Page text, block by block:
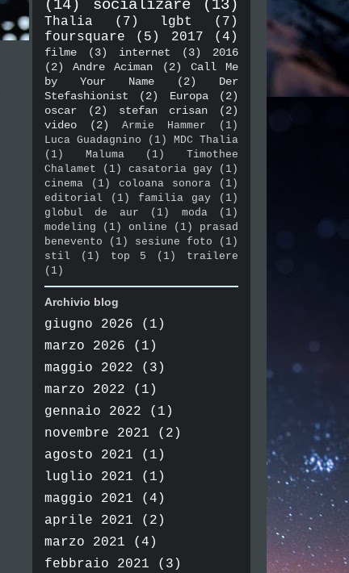
(14)
socializare (13)
Thalia (7) lgbt
(7)
foursquare
(5) 2017 (4)
filme (3) internet (3)
2016
(2)
Andre Aciman (2)
Call Me
by Your Name
(2)
Der
Stefashionist
(2) Europa
(2)
oscar
(2) stefan crisan
(2)
video
(2) Armie Hammer
(1)
Luca Guadagnino
(1)
MDC Thalia
(1)
Maluma (1)
Timothee
Chalamet
(1) casatoria gay
(1)
cinema
(1) coloana sonora
(1)
editorial
(1) familia gay
(1)
globul de aur
(1) moda
(1)
modeling
(1) online (1)
prasad
benevento
(1) sesiune foto
(1)
stil
(1) top 5 (1)
trailere
(1)
Archivio blog
giugno 2026 (1)
marzo 2026 (1)
maggio 2022 (3)
marzo 2022 (1)
gennaio 2022 (1)
novembre 2021 (2)
agosto 2021 (1)
luglio 2021 (1)
maggio 2021 (4)
aprile 2021 (2)
marzo 2021 (4)
febbraio 2021 (3)